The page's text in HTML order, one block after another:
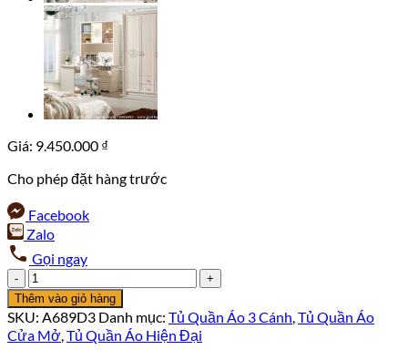
Giá: 9.450.000 ₫
Cho phép đặt hàng trước
Facebook
Zalo
Gọi ngay
Tủ
áo
3
cánh
phong
Thêm vào giỏ hàng
SKU: A689D3 Danh mục: Tủ Quần Áo 3 Cánh,Tủ Quần Áo
Cửa Mở,Tủ Quần Áo Hiện Đại